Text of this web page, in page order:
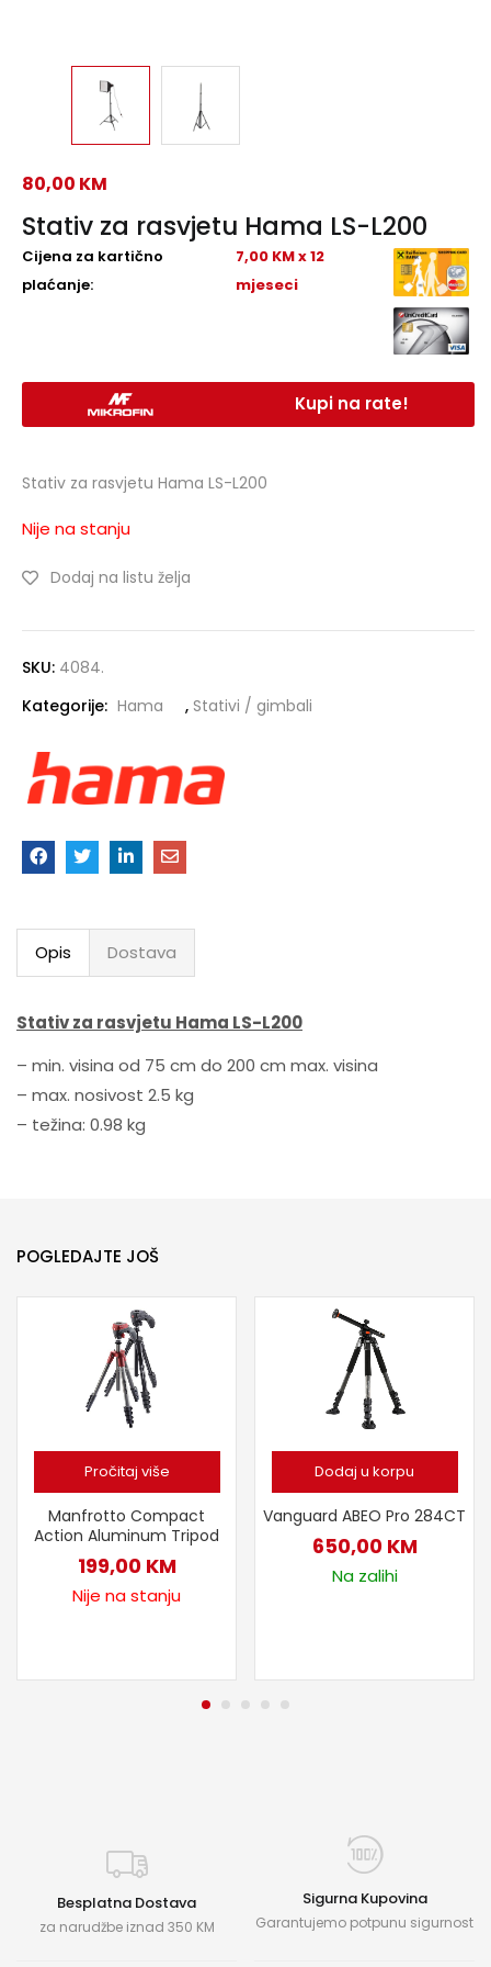
Stativ za rasvjetu Hama LS-L200
80,00 KM
Cijena za kartično
plaćanje:
7,00 KM x 12
mjeseci
Kupi na rate!
Stativ za rasvjetu Hama LS-L200
Nije na stanju
Dodaj na listu želja
SKU: 4084.
Kategorije: Hama , Stativi / gimbali
Opis Dostava
Stativ za rasvjetu Hama LS-L200
– min. visina od 75 cm do 200 cm max. visina
– max. nosivost 2.5 kg
– težina: 0.98 kg
POGLEDAJTE JOŠ
Pročitaj više
Manfrotto Compact
Action Aluminum Tripod
199,00 KM
Nije na stanju
Dodaj u korpu
Vanguard ABEO Pro 284CT
650,00 KM
Na zalihi
Besplatna Dostava
za narudžbe iznad 350 KM
Sigurna Kupovina
Garantujemo potpunu sigurnost